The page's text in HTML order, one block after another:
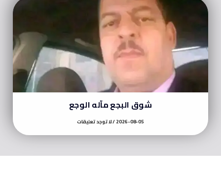
شوق البجع مآله الوجع
2026-08-05 لا توجد تعليقات